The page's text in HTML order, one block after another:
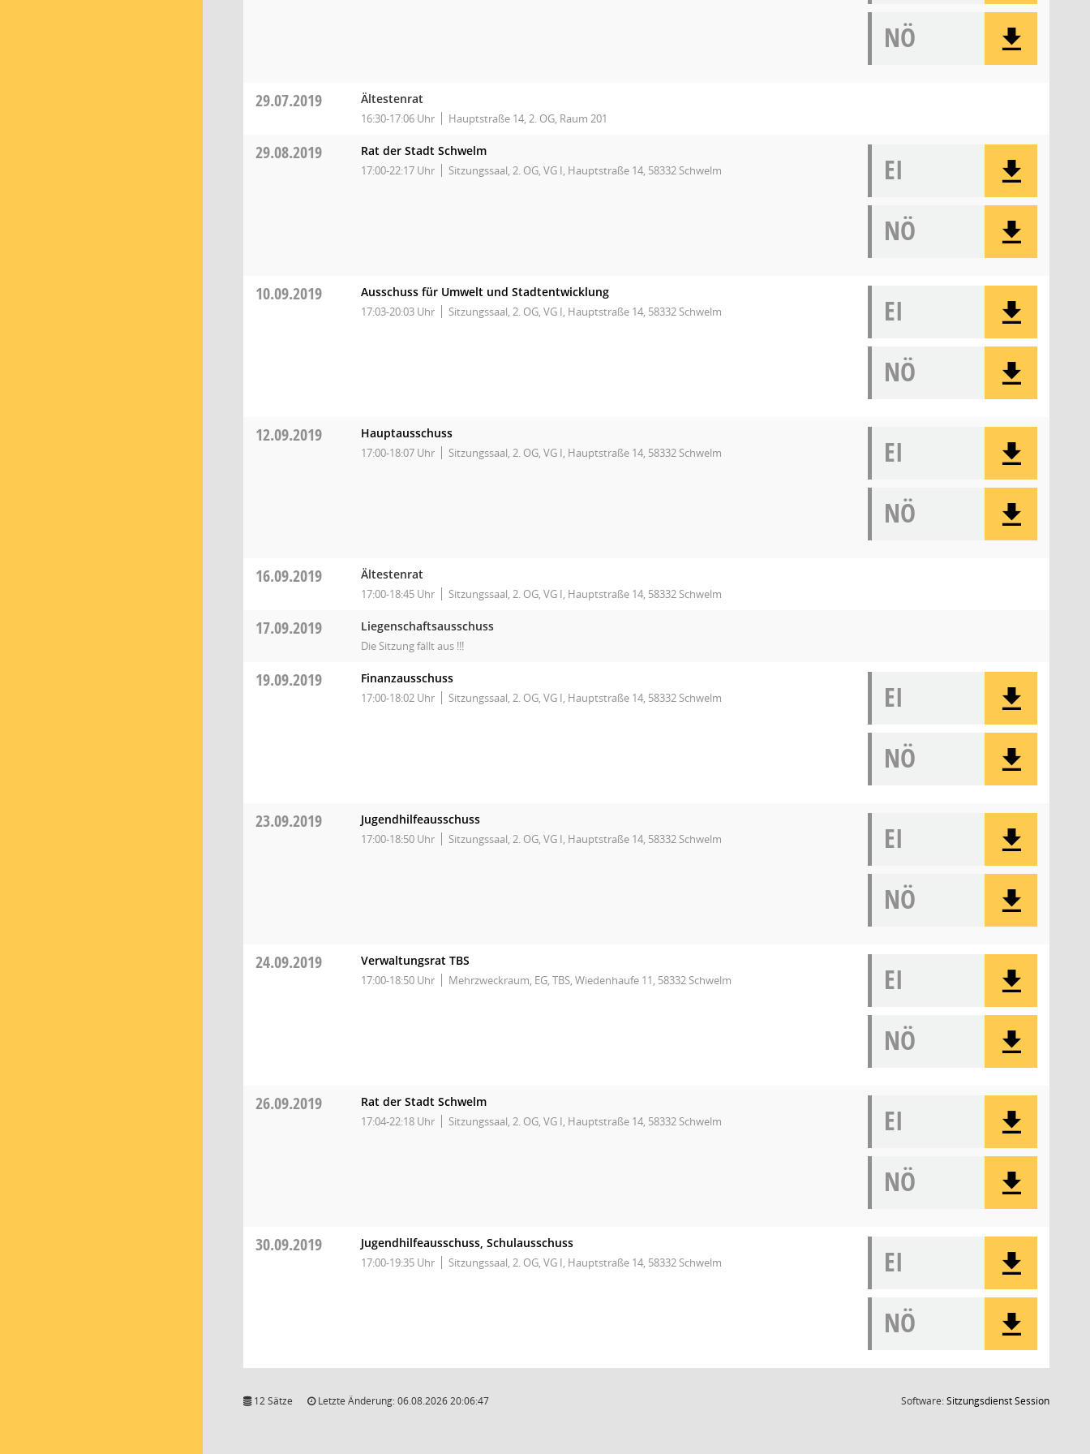
NÖ
29.07.2019 Ältestenrat
16:30-17:06 Uhr Hauptstraße 14, 2. OG, Raum 201
29.08.2019 Rat der Stadt Schwelm
17:00-22:17 Uhr Sitzungssaal, 2. OG, VG I, Hauptstraße 14, 58332 Schwelm
EI
NÖ
10.09.2019 Ausschuss für Umwelt und Stadtentwicklung
17:03-20:03 Uhr Sitzungssaal, 2. OG, VG I, Hauptstraße 14, 58332 Schwelm
EI
NÖ
12.09.2019 Hauptausschuss
17:00-18:07 Uhr Sitzungssaal, 2. OG, VG I, Hauptstraße 14, 58332 Schwelm
EI
NÖ
16.09.2019 Ältestenrat
17:00-18:45 Uhr Sitzungssaal, 2. OG, VG I, Hauptstraße 14, 58332 Schwelm
17.09.2019 Liegenschaftsausschuss
Die Sitzung fällt aus !!!
19.09.2019 Finanzausschuss
17:00-18:02 Uhr Sitzungssaal, 2. OG, VG I, Hauptstraße 14, 58332 Schwelm
EI
NÖ
23.09.2019 Jugendhilfeausschuss
17:00-18:50 Uhr Sitzungssaal, 2. OG, VG I, Hauptstraße 14, 58332 Schwelm
EI
NÖ
24.09.2019 Verwaltungsrat TBS
17:00-18:50 Uhr Mehrzweckraum, EG, TBS, Wiedenhaufe 11, 58332 Schwelm
EI
NÖ
26.09.2019 Rat der Stadt Schwelm
17:04-22:18 Uhr Sitzungssaal, 2. OG, VG I, Hauptstraße 14, 58332 Schwelm
EI
NÖ
30.09.2019 Jugendhilfeausschuss, Schulausschuss
17:00-19:35 Uhr Sitzungssaal, 2. OG, VG I, Hauptstraße 14, 58332 Schwelm
EI
NÖ
12 Sätze Letzte Änderung: 06.08.2026 20:06:47 Software:SitzungsdienstSession(Wird in